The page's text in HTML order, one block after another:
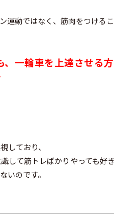
運動ではなく、筋肉をつける
一輪車を上達させる
しており、
して筋トレばかりやっても好
いのです。